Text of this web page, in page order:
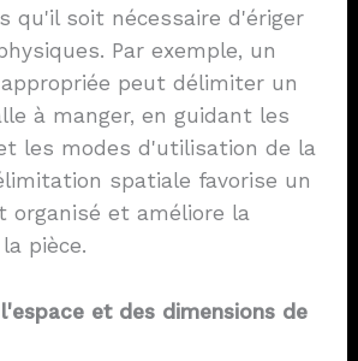
qu'il soit nécessaire d'ériger
Par exemple, un
peut délimiter un
à manger, en guidant les
les modes d'utilisation de la
spatiale favorise un
organisé et améliore la
pièce.
et des dimensions de